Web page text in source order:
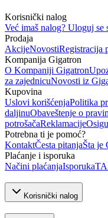
Korisnički nalog
Već imaš nalog? Uloguj se
Prodaja
AkcijeNovostiRegistracija
Kompanija Gigatron
O Kompaniji Gigatron
za zajednicuNovosti iz
Kupovina
Uslovi korišćenjaPolitika
daljinuObaveštenje o
potrošačaReklamacije
Potrebna ti je pomoć?
KontaktČesta pitanjaŠta je
Plaćanje i isporuka
Načini plaćanjaIsporuka
Korisnički nalog